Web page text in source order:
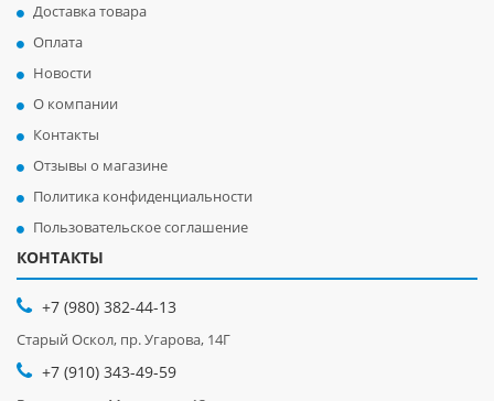
Доставка товара
Оплата
Новости
О компании
Контакты
Отзывы о магазине
Политика конфиденциальности
Пользовательское соглашение
КОНТАКТЫ
+7 (980) 382-44-13
Старый Оскол, пр. Угарова, 14Г
+7 (910) 343-49-59